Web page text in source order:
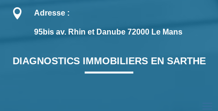
 Adresse :
95bis av. Rhin et Danube 72000 Le Mans
DIAGNOSTICS IMMOBILIERS EN SARTHE